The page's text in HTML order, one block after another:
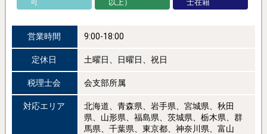
可
以上）
士在籍
営業時間 9:00-18:00
定休日 土曜日、日曜日、祝日
税理士会 会支部所属
対応エリア
北海道、青森県、岩手県、宮城県、秋田
県、山形県、福島県、茨城県、栃木県、群
馬県、千葉県、東京都、神奈川県、富山